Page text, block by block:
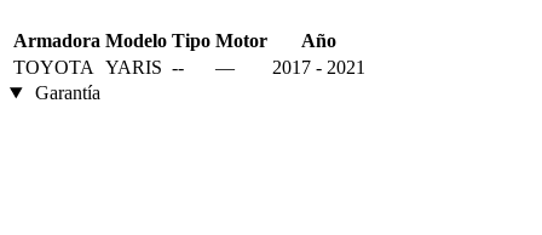
Armadora Modelo Tipo Motor
Año
TOYOTA
YARIS -- —
2017 - 2021
Garantía